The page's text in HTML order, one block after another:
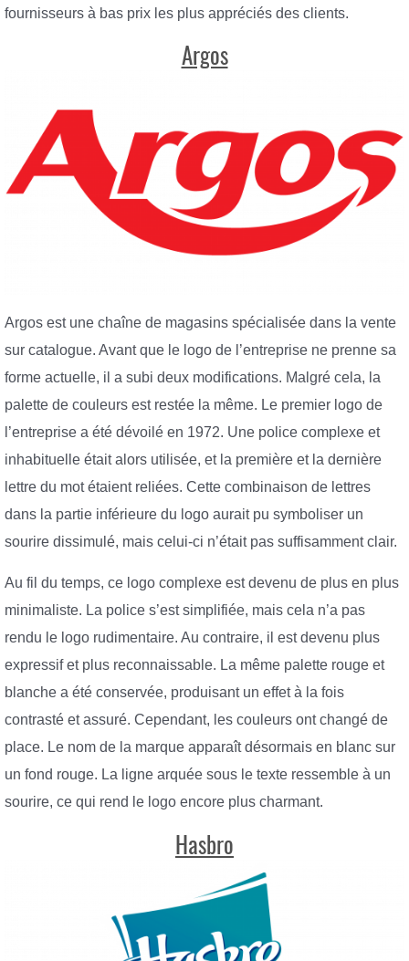
fournisseurs à bas prix les plus appréciés des clients.
Argos
Argos est une chaîne de magasins spécialisée dans la vente
sur catalogue. Avant que le logo de l’entreprise ne prenne sa
forme actuelle, il a subi deux modifications. Malgré cela, la
palette de couleurs est restée la même. Le premier logo de
l’entreprise a été dévoilé en 1972. Une police complexe et
inhabituelle était alors utilisée, et la première et la dernière
lettre du mot étaient reliées. Cette combinaison de lettres
dans la partie inférieure du logo aurait pu symboliser un
sourire dissimulé, mais celui-ci n’était pas suffisamment clair.
Au fil du temps, ce logo complexe est devenu de plus en plus
minimaliste. La police s’est simplifiée, mais cela n’a pas
rendu le logo rudimentaire. Au contraire, il est devenu plus
expressif et plus reconnaissable. La même palette rouge et
blanche a été conservée, produisant un effet à la fois
contrasté et assuré. Cependant, les couleurs ont changé de
place. Le nom de la marque apparaît désormais en blanc sur
un fond rouge. La ligne arquée sous le texte ressemble à un
sourire, ce qui rend le logo encore plus charmant.
Hasbro